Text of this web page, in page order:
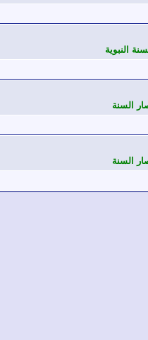
النبوية
السنة
السنة